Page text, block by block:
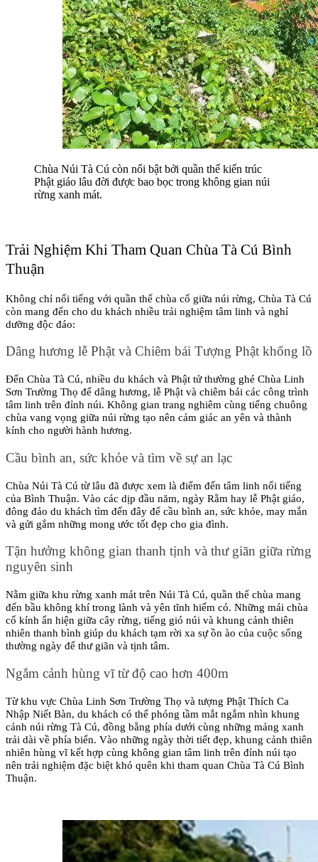
Chùa Núi Tà Cú còn nổi bật bởi quần thể kiến trúc
Phật giáo lâu đời được bao bọc trong không gian núi
rừng xanh mát.
Trải Nghiệm Khi Tham Quan Chùa Tà Cú Bình
Thuận
Không chỉ nổi tiếng với quần thể chùa cổ giữa núi rừng, Chùa Tà Cú
còn mang đến cho du khách nhiều trải nghiệm tâm linh và nghỉ
dưỡng độc đáo:
Dâng hương lễ Phật và Chiêm bái Tượng Phật khổng lồ
Đến Chùa Tà Cú, nhiều du khách và Phật tử thường ghé Chùa Linh
Sơn Trường Thọ để dâng hương, lễ Phật và chiêm bái các công trình
tâm linh trên đỉnh núi. Không gian trang nghiêm cùng tiếng chuông
chùa vang vọng giữa núi rừng tạo nên cảm giác an yên và thành
kính cho người hành hương.
Cầu bình an, sức khỏe và tìm về sự an lạc
Chùa Núi Tà Cú từ lâu đã được xem là điểm đến tâm linh nổi tiếng
của Bình Thuận. Vào các dịp đầu năm, ngày Rằm hay lễ Phật giáo,
đông đảo du khách tìm đến đây để cầu bình an, sức khỏe, may mắn
và gửi gắm những mong ước tốt đẹp cho gia đình.
Tận hưởng không gian thanh tịnh và thư giãn giữa rừng
nguyên sinh
Nằm giữa khu rừng xanh mát trên Núi Tà Cú, quần thể chùa mang
đến bầu không khí trong lành và yên tĩnh hiếm có. Những mái chùa
cổ kính ẩn hiện giữa cây rừng, tiếng gió núi và khung cảnh thiên
nhiên thanh bình giúp du khách tạm rời xa sự ồn ào của cuộc sống
thường ngày để thư giãn và tịnh tâm.
Ngắm cảnh hùng vĩ từ độ cao hơn 400m
Từ khu vực Chùa Linh Sơn Trường Thọ và tượng Phật Thích Ca
Nhập Niết Bàn, du khách có thể phóng tầm mắt ngắm nhìn khung
cảnh núi rừng Tà Cú, đồng bằng phía dưới cùng những mảng xanh
trải dài về phía biển. Vào những ngày thời tiết đẹp, khung cảnh thiên
nhiên hùng vĩ kết hợp cùng không gian tâm linh trên đỉnh núi tạo
nên trải nghiệm đặc biệt khó quên khi tham quan Chùa Tà Cú Bình
Thuận.